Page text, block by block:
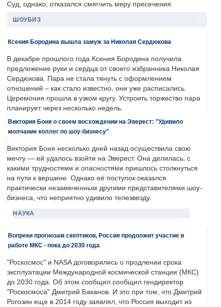
Суд, однако, отказался смягчить меру пресечения.
ШОУБИЗ
Ксения Бородина вышла замуж за Николая Сердюкова
В декабре прошлого года Ксения Бородина получила
предложение руки и сердца от своего избранника Николая
Сердюкова. Пара не стала тянуть с оформлением
отношений – как стало известно, они уже расписались.
Церемония прошла в узком кругу. Устроить торжество пара
планирует через несколько недель.
Виктория Боня о своем восхождении на Эверест: "Удивило
молчание коллег по шоу-бизнесу"
Виктория Боня несколько дней назад осуществила свою
мечту — ей удалось взойти на Эверест. Она делилась, с
какими трудностями и опасностями пришлось столкнуться
на пути к вершине. Однако её поступок оказался
практически незамеченным другими представителями шоу-
бизнеса, что неприятно удивило телезвезду.
НАУКА
Вопреки прогнозам скептиков, Россия продолжит участие в
работе МКС - пока до 2030 года
"Роскосмос" и NASA договорились о продлении срока
эксплуатации Международной космической станции (МКС)
до 2030 года. Об этом сообщил сообщил гендиректор
"Роскосмоса" Дмитрий Баканов. И это при том, что Дмитрий
Рогозин еще в 2014 году заявлял, что Россия выходит из